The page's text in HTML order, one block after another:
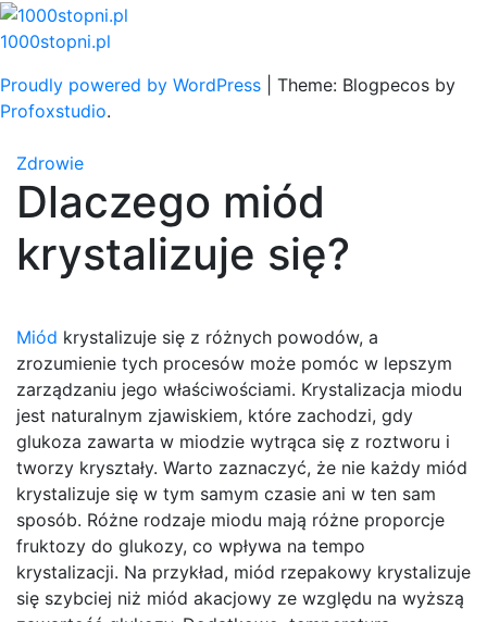
Skip
to
1000stopni.pl
Proudly powered by WordPress
Theme: Blogpecos by
Profoxstudio.
Zdrowie
Dlaczego miód
krystalizuje się?
Miód krystalizuje się z różnych powodów, a
zrozumienie tych procesów może pomóc w lepszym
zarządzaniu jego właściwościami. Krystalizacja miodu
jest naturalnym zjawiskiem, które zachodzi, gdy
glukoza zawarta w miodzie wytrąca się z roztworu i
tworzy kryształy. Warto zaznaczyć, że nie każdy miód
krystalizuje się w tym samym czasie ani w ten sam
sposób. Różne rodzaje miodu mają różne proporcje
fruktozy do glukozy, co wpływa na tempo
krystalizacji. Na przykład, miód rzepakowy krystalizuje
się szybciej niż miód akacjowy ze względu na wyższą